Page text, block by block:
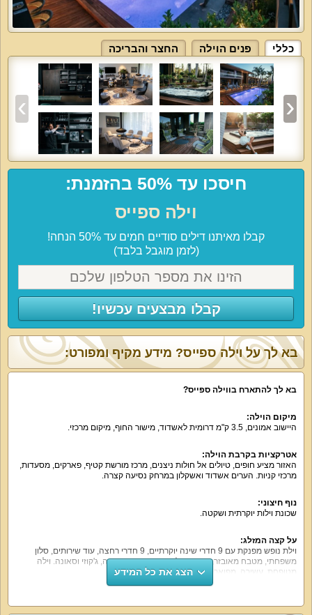
כללי פנים הוילה החצר והבריכה
חיסכו עד 50% בהזמנת:
וילה ספייס
קבלו מאיתנו דילים סודיים חמים עד 50% הנחה!
(לזמן מוגבל בלבד)
קבלו מבצעים עכשיו!
בא לך על וילה ספייס? מידע מקיף ומפורט:
בא לך להתארח בווילה ספייס?
מיקום הוילה:
היישוב אמונים, 3.5 ק"מ דרומית לאשדוד, מישור החוף, מיקום מרכזי.
אטרקציות בקרבת הוילה:
האזור מציע חופים, טיולים אל חולות ניצנים, מרכז מורשת קטיף, פארקים, מסעדות,
מרכזי קניות. הערים אשדוד ואשקלון במרחק נסיעה קצרה.
נוף חיצוני:
שכונת וילות יוקרתית ושקטה.
על קצה המזלג:
וילת נופש מפנקת עם 9 חדרי שינה יוקרתיים, 9 חדרי רחצה, עוד שירותים, סלון
משפחתי, מטבח מאובזר, פינת אוכל, חצר נופש עם בריכה, ג'קוזי וסאונה. וילה
מטופחת, עשירה, מפוארת ויוקרתית.
זוגות, קבוצות חברים וקהל דתי.
הצג את כל המידע